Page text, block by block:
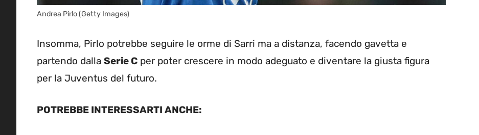
Andrea Pirlo (Getty Images)
Insomma, Pirlo potrebbe seguire le orme di Sarri ma a distanza, facendo gavetta e
partendo dalla Serie C per poter crescere in modo adeguato e diventare la giusta figura
per la Juventus del futuro.
POTREBBE INTERESSARTI ANCHE: